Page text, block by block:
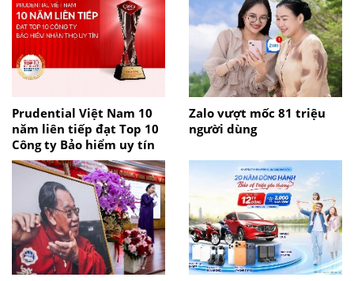
Prudential Việt Nam 10
năm liên tiếp đạt Top 10
Công ty Bảo hiểm uy tín
Zalo vượt mốc 81 triệu
người dùng